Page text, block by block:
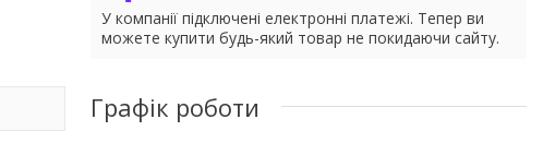
У компанії підключені електронні платежі. Тепер ви
можете купити будь-який товар не покидаючи сайту.
Графік роботи